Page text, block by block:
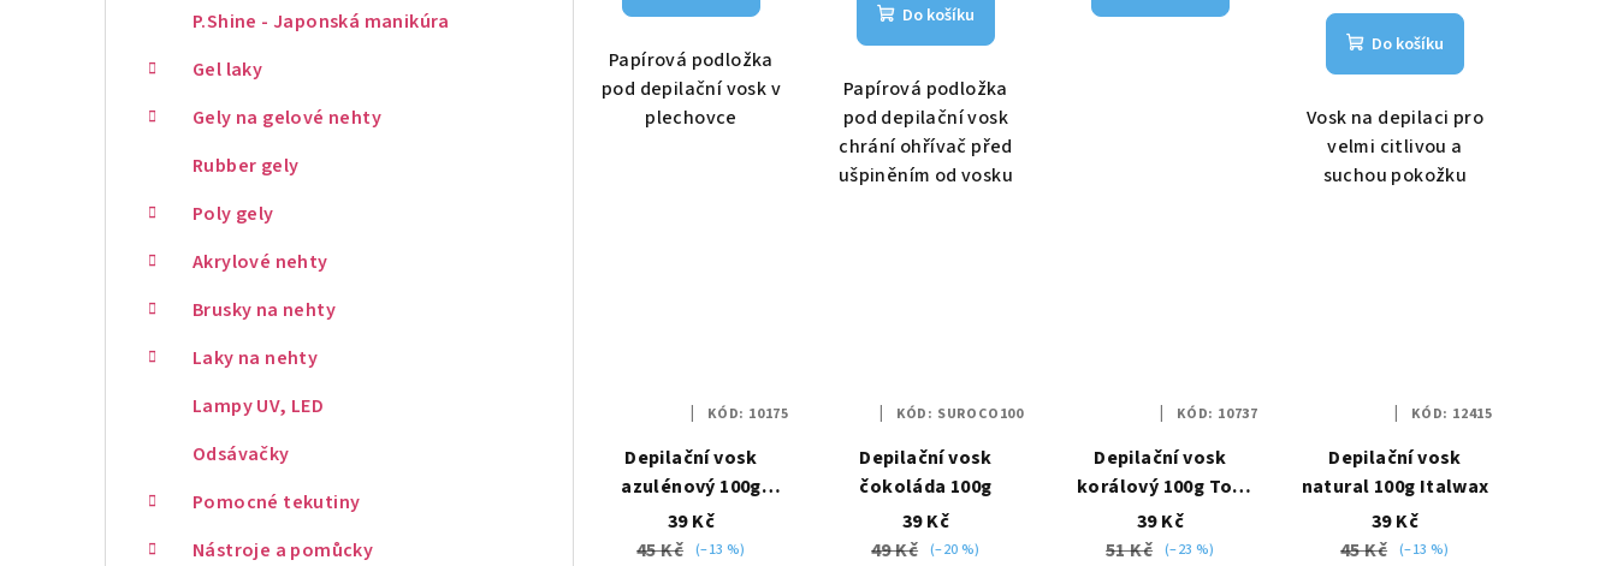
P.Shine - Japonská manikúra
Gel laky
Gely na gelové nehty
Rubber gely
Poly gely
Akrylové nehty
Brusky na nehty
Laky na nehty
Lampy UV, LED
Odsávačky
Pomocné tekutiny
Nástroje a pomůcky
ů
k
t
Papírová podložka
pod depilační vosk v
plechovce
Do košíku
Papírová podložka
pod depilační vosk
chrání ohřívač před
ušpiněním od vosku
Do košíku
Vosk na depilaci pro
velmi citlivou a
suchou pokožku
Depilační vosk
azulénový 100g
Italwax
39 Kč
45 Kč (–13 %)
KÓD: 10175
Depilační vosk
čokoláda 100g
39 Kč
49 Kč (–20 %)
KÓD: SUROCO100
Depilační vosk
korálový 100g Top
formula Italwax
39 Kč
51 Kč (–23 %)
KÓD: 10737
Depilační vosk
natural 100g Italwax
39 Kč
45 Kč (–13 %)
KÓD: 12415